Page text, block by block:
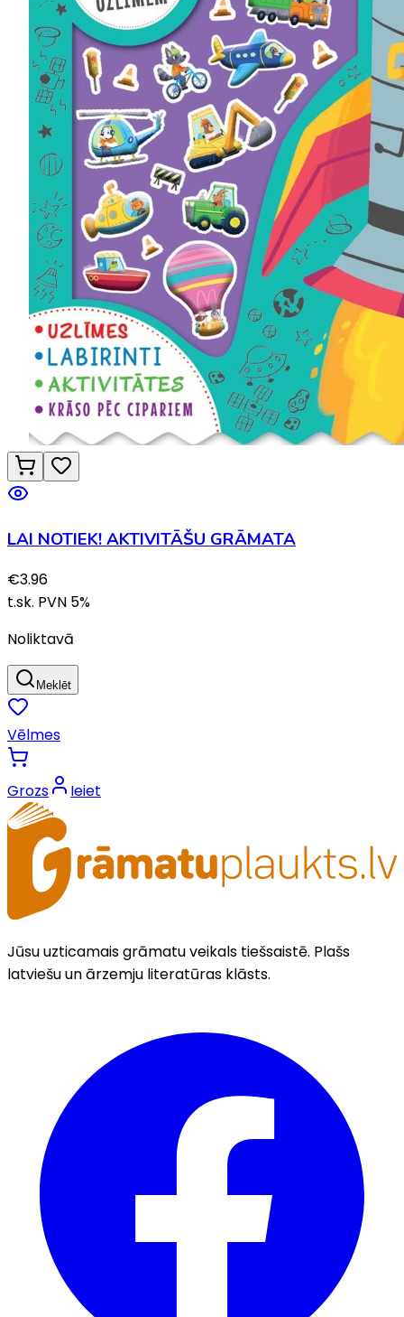
LAI NOTIEK! AKTIVITĀŠU GRĀMATA
€3.96
t.sk. PVN 5%
Noliktavā
Meklēt
Vēlmes
Grozs Ieiet
Jūsu uzticamais grāmatu veikals tiešsaistē. Plašs
latviešu un ārzemju literatūras klāsts.